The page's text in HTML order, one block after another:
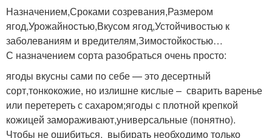
Назначением,Сроками созревания,Размером
ягод,Урожайностью,Вкусом ягод,Устойчивостью к
заболеваниям и вредителям,Зимостойкостью…
С назначением сорта разобраться очень просто:
ягоды вкусны сами по себе — это десертный
сорт,тонкокожие, но излишне кислые – сварить варенье
или перетереть с сахаром;ягоды с плотной крепкой
кожицей замораживают,универсальные (понятно).
Чтобы не ошибиться, выбирать необходимо только